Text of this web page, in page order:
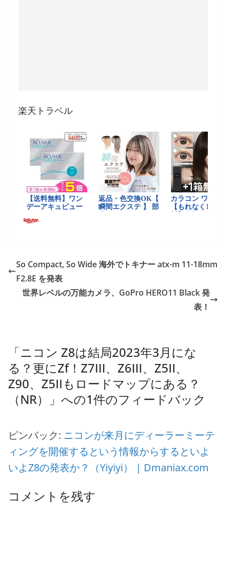
楽天トラベル
So Compact, So Wide 海外でトキナー atx-m 11-18mm
F2.8E を発表
世界レベルの万能カメラ、GoPro HERO11 Black 発
表！
「ニコン Z8は結局2023年3月にな
る？更にZf！Z7III、Z6III、Z5II、
Z90、Z5IIもロードマップにある？
（NR）
」への1件のフィードバック
ピンバック: ニコンが来月にディーラーミーテ
ィングを開催するという情報からするといよ
いよZ8の発表か？（Yiyiyi） | Dmaniax.com
コメントを残す